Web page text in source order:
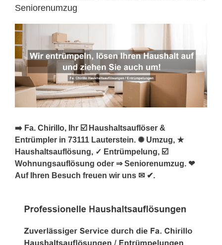
Seniorenumzug
➡️ Fa. Chirillo, Ihr ☑️ Haushaltsauflöser &
Entrümpler in 73111 Lauterstein. ✺ Umzug, ★
Haushaltsauflösung, ✓ Entrümpelung, ☑️
Wohnungsauflösung oder ⇒ Seniorenumzug. ❤
Auf Ihren Besuch freuen wir uns ✉ ✔.